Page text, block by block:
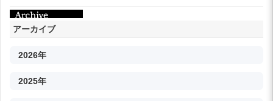
アーカイブ
2026年
2025年